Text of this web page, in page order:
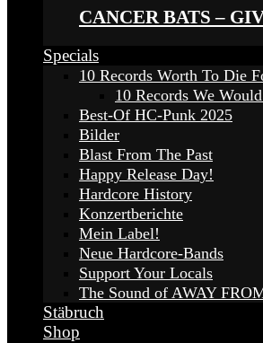
CANCER BATS –
Specials
10 Records Worth To Die
10 Records We
Best-Of HC-Punk 2025
Bilder
Blast From The Past
Happy Release Day!
Hardcore History
Konzertberichte
Mein Label!
Neue Hardcore-Bands
Support Your Locals
The Sound of AWAY
Stäbruch
Shop